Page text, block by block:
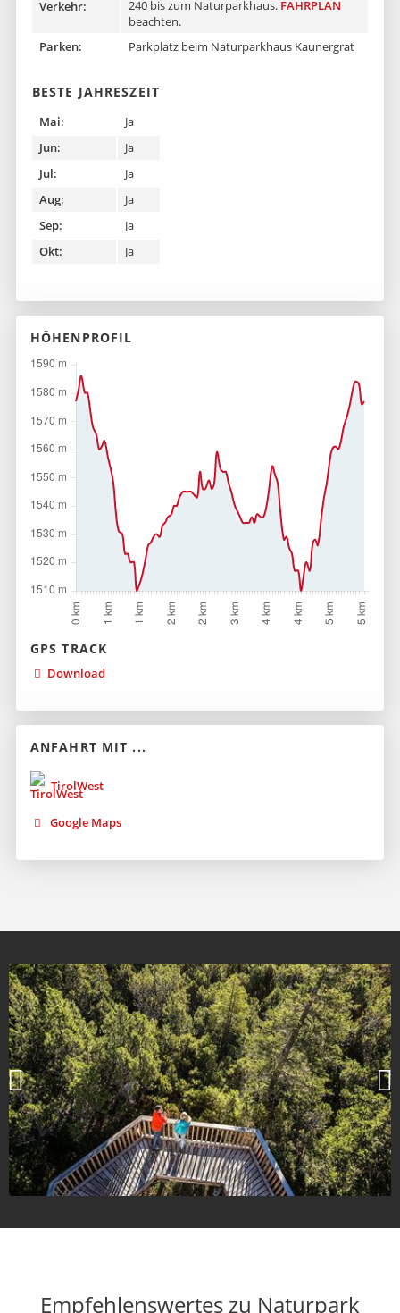
Verkehr:
240 bis zum Naturparkhaus. FAHRPLAN
beachten.
Parken:
Parkplatz beim Naturparkhaus Kaunergrat
BESTE JAHRESZEIT
Mai:
Ja
Jun:
Ja
Jul:
Ja
Aug:
Ja
Sep:
Ja
Okt:
Ja
HÖHENPROFIL
GPS TRACK
Download
ANFAHRT MIT ...
TirolWest
Google Maps
Empfehlenswertes zu Naturpark